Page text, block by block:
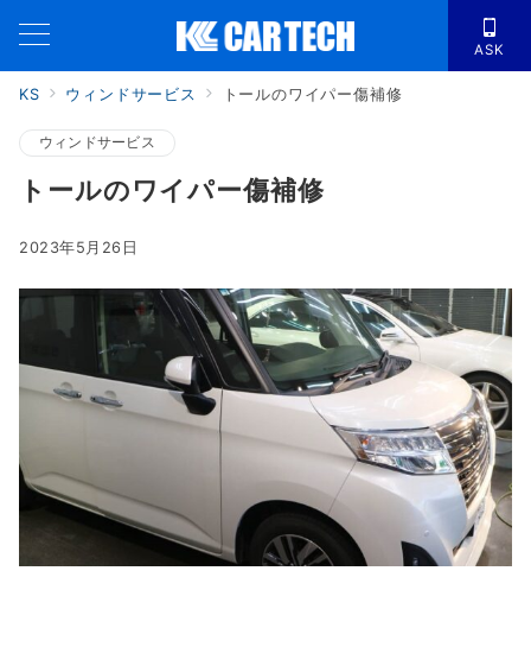
ASK
KS ウィンドサービス トールのワイパー傷補修
ウィンドサービス
トールのワイパー傷補修
2023年5月26日